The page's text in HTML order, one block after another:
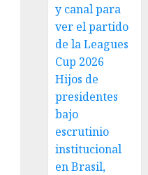
y canal para
ver el partido
de la Leagues
Cup 2026
Hijos de
presidentes
bajo
escrutinio
institucional
en Brasil,